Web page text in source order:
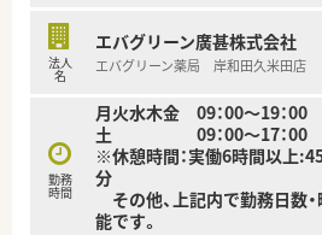
法人
名
エバグリーン廣甚株式会社
エバグリーン薬局 岸和田久米田店
勤務
時間
月火水木金 09：00～19：00
土 09：00～17：00
※休憩時間：実働6時間以上
分
その他、上記内で勤務日数
能です。